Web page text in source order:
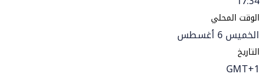
الوقت المحلي
الخميس 6 أغسطس
التاريخ
GMT+1